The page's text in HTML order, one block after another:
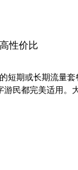
性价比
短期或长期流量
游民都完美适用。